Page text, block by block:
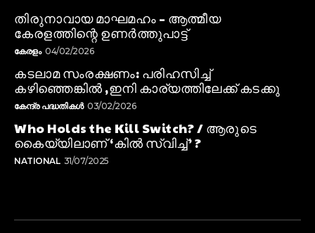
തിരുനാവായ മാഘമഹം – ആത്മീയ
കേരളത്തിന്റെ ഉണർത്തുപാട്ട്
കേരളം 04/02/2026
കടലാമ സംരക്ഷണം: പരിഹസിച്ച്
കഴിഞ്ഞെങ്കിൽ ,ഇനി കാര്യത്തിലേക്ക് കടക്കു
കേന്ദ്ര പദ്ധതികൾ 03/02/2026
Who Holds the Kill Switch? / ആരുടെ
കൈയ്യിലാണ് ‘കിൽ സ്വിച്ച്’ ?
NATIONAL 31/07/2025